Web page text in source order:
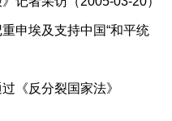
申埃及支持中国“和平统
《反分裂国家法》